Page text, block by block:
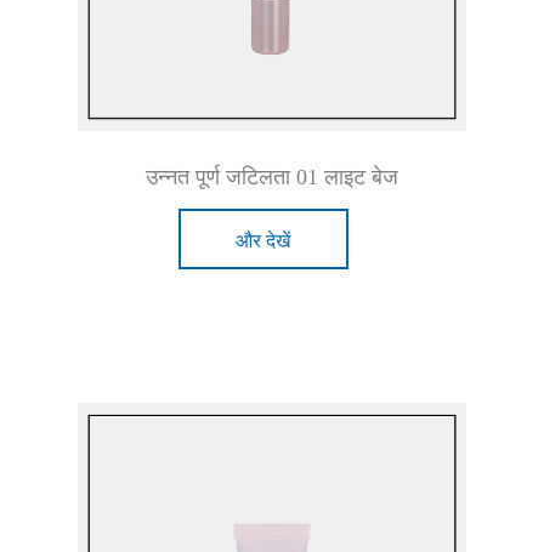
उन्नत पूर्ण जटिलता 01 लाइट बेज
और देखें